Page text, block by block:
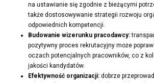
na ustawianie się zgodnie z bieżącymi
także dostosowywanie strategii rozwoju
odpowiednich kompetencji.
Budowanie wizerunku pracodawcy:
pozytywny proces rekrutacyjny może
oczach potencjalnych pracowników, co z
jakości kandydatów.
Efektywność organizacji: dobrze